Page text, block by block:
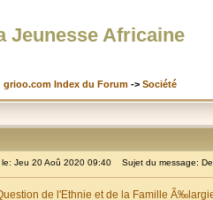
Jeunesse Africaine
grioo.com Index du Forum -> Société
le: Jeu 20 Aoû 2020 09:40 Sujet du message:
de l'Ethnie et de la Famille